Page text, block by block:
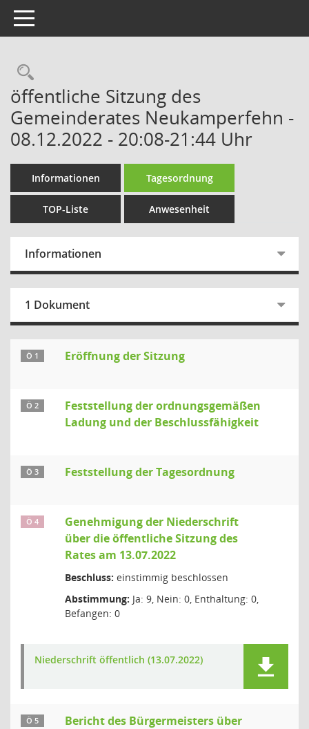
Toggle navigation
Rechercheauswahl
öffentliche Sitzung des
Gemeinderates Neukamperfehn -
08.12.2022 - 20:08-21:44 Uhr
Informationen Tagesordnung
TOP-Liste Anwesenheit
Informationen
1 Dokument
Ö 1 Eröffnung der Sitzung
Ö 2
Feststellung der ordnungsgemäßen
Ladung und der Beschlussfähigkeit
Ö 3 Feststellung der Tagesordnung
Ö 4
Genehmigung der Niederschrift
über die öffentliche Sitzung des
Rates am 13.07.2022
Beschluss: einstimmig beschlossen
Abstimmung: Ja: 9, Nein: 0, Enthaltung: 0,
Befangen: 0
Niederschrift öffentlich (13.07.2022)
Ö 5
Bericht des Bürgermeisters über